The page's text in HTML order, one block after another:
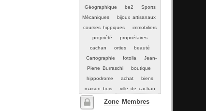
Géographique
be2
Sports
Mécaniques
bijoux artisanaux
courses hippiques
immobiliers
propriété
propriétaires
cachan
orties
beauté
Cartographie
fotolia
Jean-
Pierre Burraschi
boutique
hippodrome
achat
biens
maison bois
ville de cachan
Zone Membres